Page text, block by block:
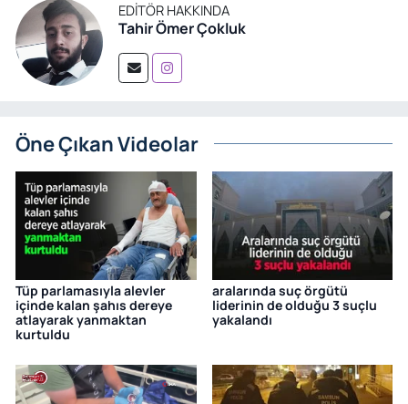
EDITÖR HAKKINDA
Tahir Ömer Çokluk
Öne Çıkan Videolar
Tüp parlamasıyla alevler
içinde kalan şahıs dereye
atlayarak yanmaktan
kurtuldu
aralarında suç örgütü
liderinin de olduğu 3 suçlu
yakalandı